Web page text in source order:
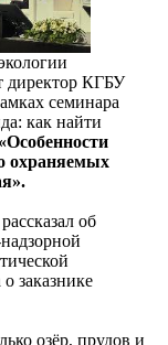
директор КГБУ
семинара
как найти
«Особенности
охраняемых
об
заказнике
озёр, прудов и